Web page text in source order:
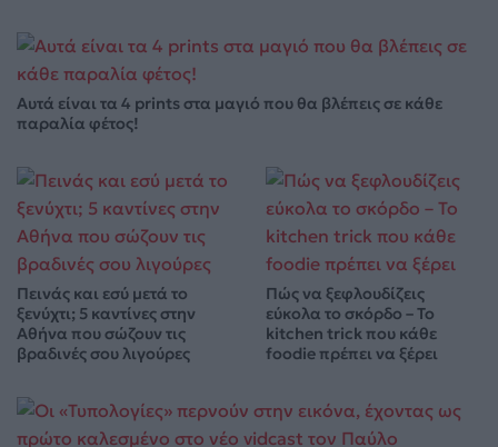
Αυτά είναι τα 4 prints στα μαγιό που θα βλέπεις σε κάθε
παραλία φέτος!
Πεινάς και εσύ μετά το
ξενύχτι; 5 καντίνες στην
Αθήνα που σώζουν τις
βραδινές σου λιγούρες
Πώς να ξεφλουδίζεις
εύκολα το σκόρδο – Το
kitchen trick που κάθε
foodie πρέπει να ξέρει